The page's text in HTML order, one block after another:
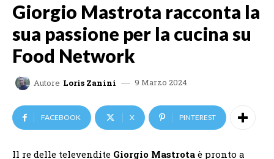
Giorgio Mastrota racconta la
sua passione per la cucina su
Food Network
Autore Loris Zanini 9 Marzo 2024
FACEBOOK X PINTEREST
Il re delle televendite Giorgio Mastrota è pronto a